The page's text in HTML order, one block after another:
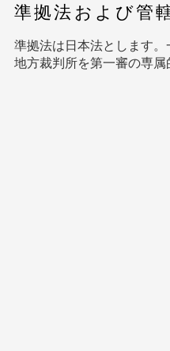
準拠法および管
準拠法は日本法とします
地方裁判所を第一審の専属